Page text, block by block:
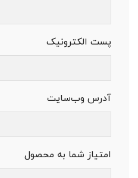
پست الکترونیک
آدرس وب‌سایت
امتیاز شما به محصول